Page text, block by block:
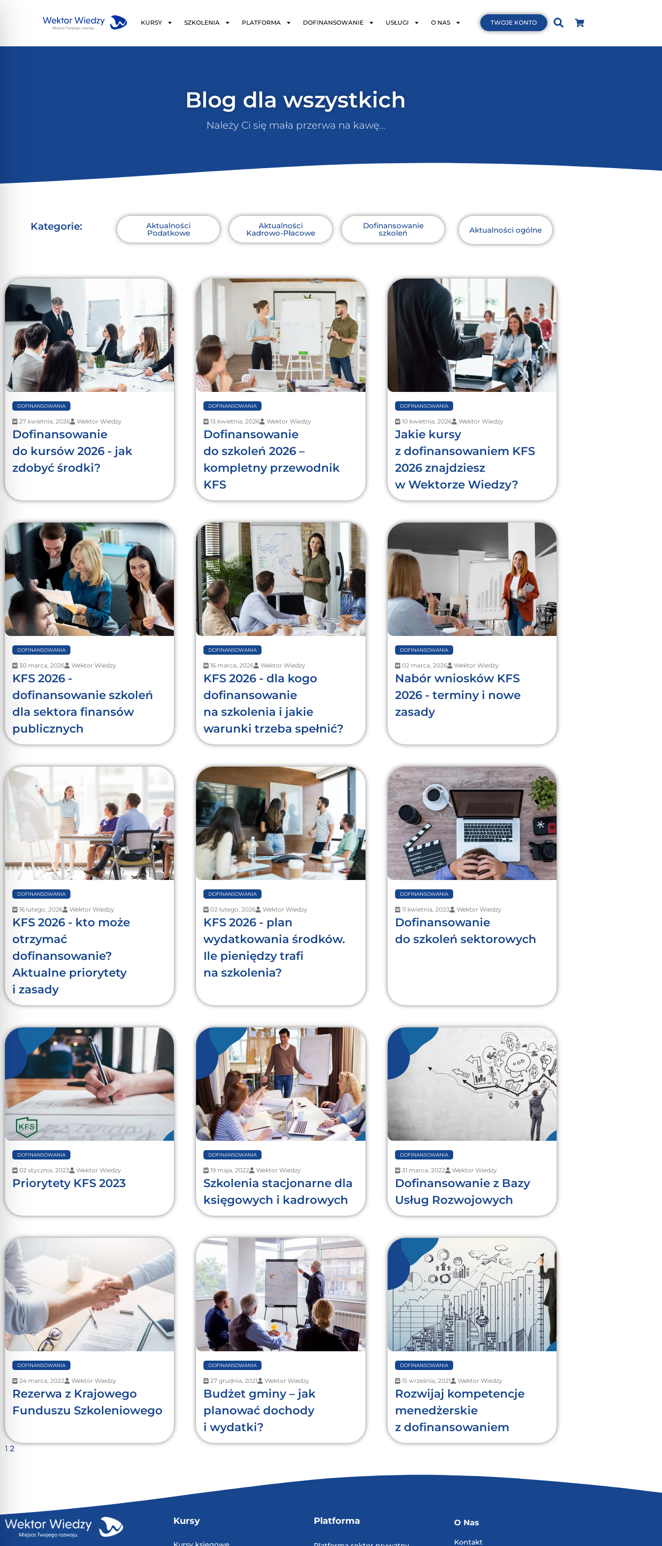
KURSY SZKOLENIA PLATFORMA DOFINANSOWANIE USŁUGI O NAS TWOJE KONTO
Blog dla wszystkich
Należy Ci się mała przerwa na kawę...
Kategorie: Aktualności
Podatkowe
Aktualności
Kadrowo-Płacowe
Dofinansowanie
szkoleń Aktualności ogólne
DOFINANSOWANIA
27 kwietnia, 2026 Wektor Wiedzy
Dofinansowanie
do kursów 2026 - jak
zdobyć środki?
DOFINANSOWANIA
13 kwietnia, 2026 Wektor Wiedzy
Dofinansowanie
do szkoleń 2026 –
kompletny przewodnik
KFS
DOFINANSOWANIA
10 kwietnia, 2026 Wektor Wiedzy
Jakie kursy
z dofinansowaniem KFS
2026 znajdziesz
w Wektorze Wiedzy?
DOFINANSOWANIA
30 marca, 2026 Wektor Wiedzy
KFS 2026 -
dofinansowanie szkoleń
dla sektora finansów
publicznych
DOFINANSOWANIA
16 marca, 2026 Wektor Wiedzy
KFS 2026 - dla kogo
dofinansowanie
na szkolenia i jakie
warunki trzeba spełnić?
DOFINANSOWANIA
02 marca, 2026 Wektor Wiedzy
Nabór wniosków KFS
2026 - terminy i nowe
zasady
DOFINANSOWANIA
16 lutego, 2026 Wektor Wiedzy
KFS 2026 - kto może
otrzymać
dofinansowanie?
Aktualne priorytety
i zasady
DOFINANSOWANIA
02 lutego, 2026 Wektor Wiedzy
KFS 2026 - plan
wydatkowania środków.
Ile pieniędzy trafi
na szkolenia?
DOFINANSOWANIA
11 kwietnia, 2023 Wektor Wiedzy
Dofinansowanie
do szkoleń sektorowych
DOFINANSOWANIA
02 stycznia, 2023 Wektor Wiedzy
Priorytety KFS 2023
DOFINANSOWANIA
19 maja, 2022 Wektor Wiedzy
Szkolenia stacjonarne dla
księgowych i kadrowych
DOFINANSOWANIA
31 marca, 2022 Wektor Wiedzy
Dofinansowanie z Bazy
Usług Rozwojowych
DOFINANSOWANIA
24 marca, 2022 Wektor Wiedzy
Rezerwa z Krajowego
Funduszu Szkoleniowego
DOFINANSOWANIA
27 grudnia, 2021 Wektor Wiedzy
Budżet gminy – jak
planować dochody
i wydatki?
DOFINANSOWANIA
15 września, 2021 Wektor Wiedzy
Rozwijaj kompetencje
menedżerskie
z dofinansowaniem
1 2
Kursy Platforma O Nas
Kontakt